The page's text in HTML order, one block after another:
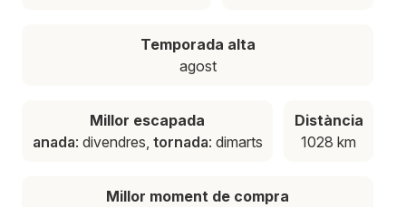
Temporada alta
agost
Millor escapada
anada: divendres, tornada: dimarts
Distància
1028 km
Millor moment de compra